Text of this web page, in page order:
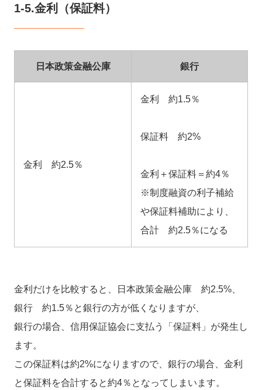
1-5.金利（保証料）
日本政策金融公庫 銀行
金利 約2.5％
金利 約1.5％
保証料 約2%
金利＋保証料＝約4％
※制度融資の利子補給
や保証料補助により、
合計 約2.5％になる
金利だけを比較すると、日本政策金融公庫 約2.5%、
銀行 約1.5％と銀行の方が低くなりますが、
銀行の場合、信用保証協会に支払う「保証料」が発生し
ます。
この保証料は約2%になりますので、銀行の場合、金利
と保証料を合計すると約4％となってしまいます。